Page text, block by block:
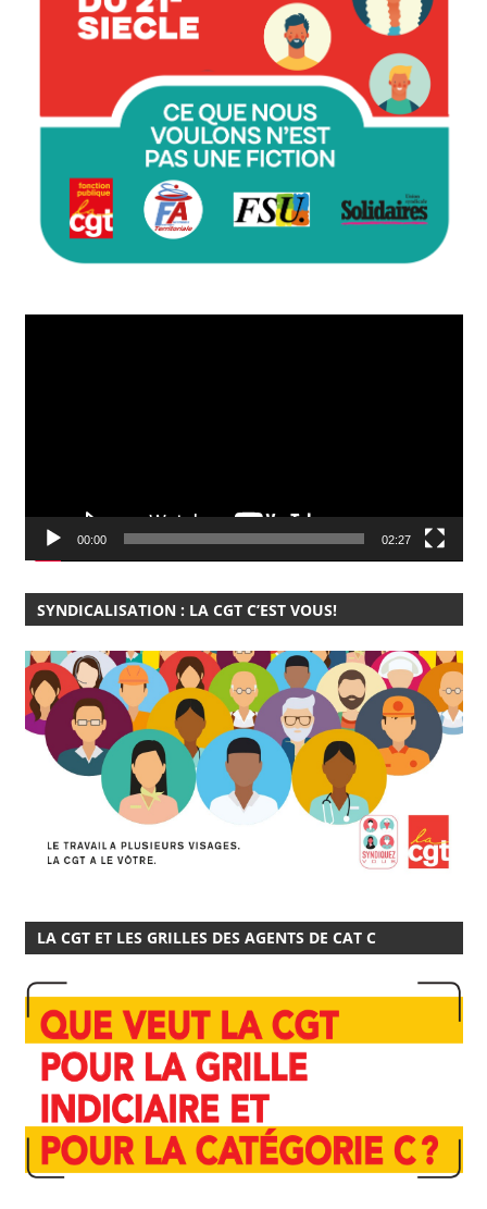
00:00 02:27
SYNDICALISATION : LA CGT C’EST VOUS!
LA CGT ET LES GRILLES DES AGENTS DE CAT C